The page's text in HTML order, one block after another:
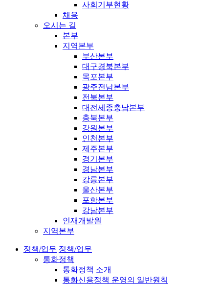
사회기부현황
채용
오시는 길
본부
지역본부
부산본부
대구경북본부
목포본부
광주전남본부
전북본부
대전세종충남본부
충북본부
강원본부
인천본부
제주본부
경기본부
경남본부
강릉본부
울산본부
포항본부
강남본부
인재개발원
지역본부
정책/업무 정책/업무
통화정책
통화정책 소개
통화신용정책 운영의 일반원칙